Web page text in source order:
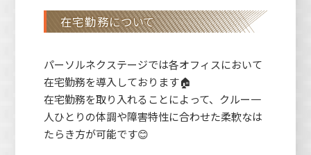
在宅勤務について
パーソルネクステージでは各オフィスにおいて
在宅勤務を導入しております🏠
在宅勤務を取り入れることによって、クルー一
人ひとりの体調や障害特性に合わせた柔軟なは
たらき方が可能です😊